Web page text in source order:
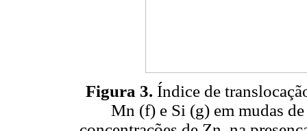
Figura 3. Índice de
Mn (f) e Si (g) em mudas